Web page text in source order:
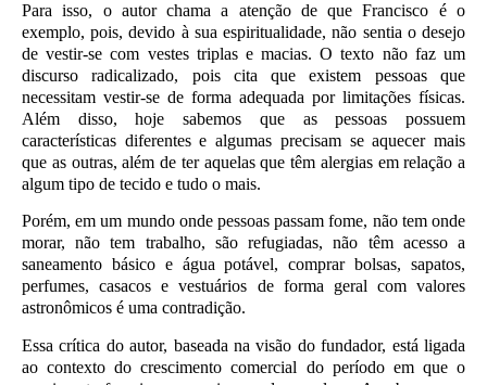
Para isso, o autor chama a atenção de que Francisco é o
exemplo, pois, devido à sua espiritualidade, não sentia o desejo
de vestir-se com vestes triplas e macias. O texto não faz um
discurso radicalizado, pois cita que existem pessoas que
necessitam vestir-se de forma adequada por limitações físicas.
Além disso, hoje sabemos que as pessoas possuem
características diferentes e algumas precisam se aquecer mais
que as outras, além de ter aquelas que têm alergias em relação a
algum tipo de tecido e tudo o mais.
Porém, em um mundo onde pessoas passam fome, não tem onde
morar, não tem trabalho, são refugiadas, não têm acesso a
saneamento básico e água potável, comprar bolsas, sapatos,
perfumes, casacos e vestuários de forma geral com valores
astronômicos é uma contradição.
Essa crítica do autor, baseada na visão do fundador, está ligada
ao contexto do crescimento comercial do período em que o